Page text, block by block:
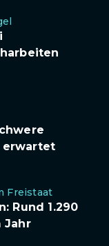
erwartet
Freistaat
Rund 1.290
Jahr